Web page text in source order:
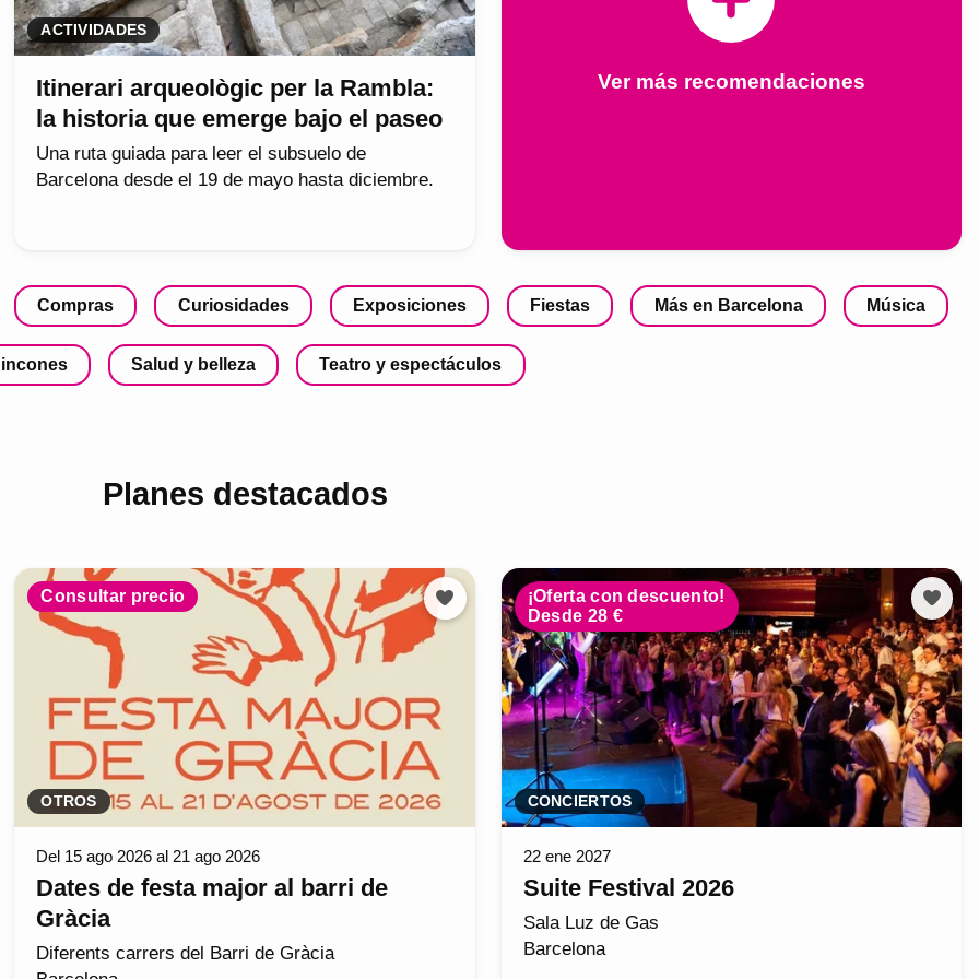
ACTIVIDADES
Itinerari arqueològic per la Rambla:
la historia que emerge bajo el paseo
Una ruta guiada para leer el subsuelo de
Barcelona desde el 19 de mayo hasta diciembre.
Ver más recomendaciones
Compras Curiosidades Exposiciones Fiestas Más en Barcelona Música
Salud y belleza Teatro y espectáculos
Planes destacados
Consultar precio
OTROS
Del 15 ago 2026 al 21 ago 2026
Dates de festa major al barri de
Gràcia
Diferents carrers del Barri de Gràcia
¡Oferta con descuento!
Desde 28 €
CONCIERTOS
22 ene 2027
Suite Festival 2026
Sala Luz de Gas
Barcelona